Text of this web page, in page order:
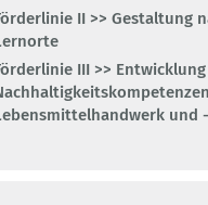
II >> Gestaltung
III >>
und